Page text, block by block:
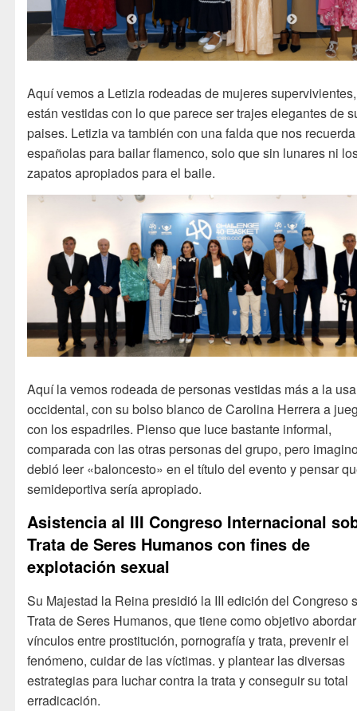
Aquí vemos a Letizia rodeadas de mujeres
están vestidas con lo que parece ser trajes elegantes de
paises. Letizia va también con una falda que nos
españolas para bailar flamenco, solo que sin lunares ni
zapatos apropiados para el baile.
Aquí la vemos rodeada de personas vestidas más a la
occidental, con su bolso blanco de Carolina Herrera a
con los espadriles. Pienso que luce bastante informal,
comparada con las otras personas del grupo, pero
debió leer «baloncesto» en el título del evento y pensar
semideportiva sería apropiado.
Asistencia al III Congreso Internacional
Trata de Seres Humanos con fines de
explotación sexual
Su Majestad la Reina presidió la III edición del Congreso
Trata de Seres Humanos, que tiene como objetivo
vínculos entre prostitución, pornografía y trata, prevenir el
fenómeno, cuidar de las víctimas. y plantear las diversas
estrategias para luchar contra la trata y conseguir su total
erradicación.